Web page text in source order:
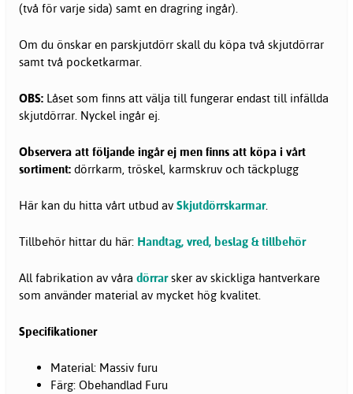
(två för varje sida) samt en dragring ingår).
Om du önskar en parskjutdörr skall du köpa två skjutdörrar
samt två pocketkarmar.
OBS: Låset som finns att välja till fungerar endast till infällda
skjutdörrar. Nyckel ingår ej.
Observera att följande ingår ej men finns att köpa i vårt
sortiment: dörrkarm, tröskel, karmskruv och täckplugg
Här kan du hitta vårt utbud av Skjutdörrskarmar.
Tillbehör hittar du här: Handtag, vred, beslag & tillbehör
All fabrikation av våra dörrarsker av skickliga hantverkare
som använder material av mycket hög kvalitet.
Specifikationer
Material: Massiv furu
Färg: Obehandlad Furu